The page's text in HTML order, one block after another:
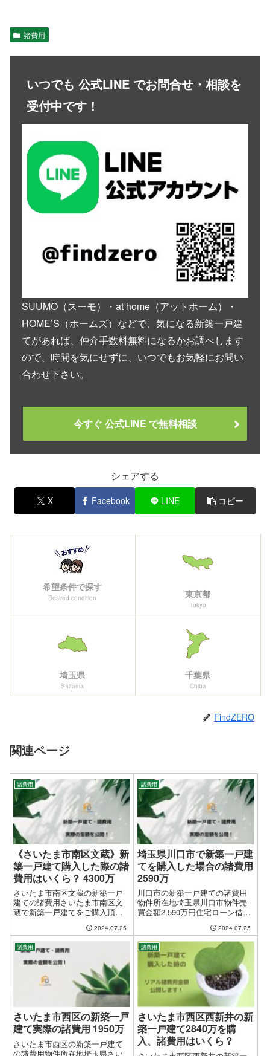
諸費用
いつでも 公式LINE でお問合せ・相談を
受付中です！
SUUMO（スーモ）・at home（アットホーム）・
HOME’S（ホームズ）などで、気になる新築一戸建
てがあれば、仲介手数料無料になるかお調べします
ので、時間を気にせずに、いつでもお気軽にお問い
合わせ下さい。
今すぐ 公式LINE で無料相談
シェアする
X Facebook LINE コピー
希望条件で探す
Desired condition 東京都
Tokyo
埼玉県
Saitama
千葉県
Chiba
FindZERO
関連ページ
諸費用
《さいたま市南区文蔵》新
築一戸建て購入した際の諸
費用はいくら？ 4300万
さいたま市南区文蔵の新築一戸
建ての諸費用さいたま市南区文
蔵で新築一戸建てをご購入頂い
りのまま公開しておりますが、
諸条件により金額が前後します
ので、あくまでも目安としてご
覧下さい。物件所在地さいたま
市南区文蔵物件価...
2024.07.25
諸費用
埼玉県川口市で新築一戸建
てを購入した場合の諸費用
2590万
川口市の新築一戸建ての諸費用
物件所在地埼玉県川口市物件売
買金額2,590万円住宅ローン借入
平成27年10月諸経費合計金額
950,615円（物件売買金額の
3.67%）諸経費合計金額の内訳
銀行ローン関係の諸経...
2024.07.25
諸費用
さいたま市西区の新築一戸
建て実際の諸費用 1950万
さいたま市西区の新築一戸建て
の諸費用物件所在地埼玉県さい
諸費用
さいたま市西区西新井の新
築一戸建て2840万を購
入、諸費用はいくら？